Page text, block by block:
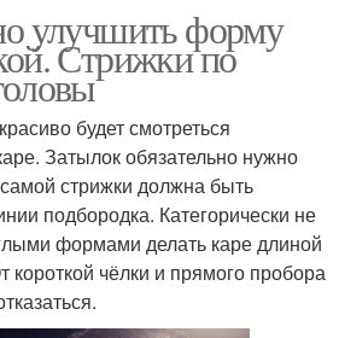
улучшить форму
Стрижки по
будет смотреться
Затылок обязательно нужно
стрижки должна быть
подбородка. Категорически не
формами делать каре длиной
чёлки и прямого пробора